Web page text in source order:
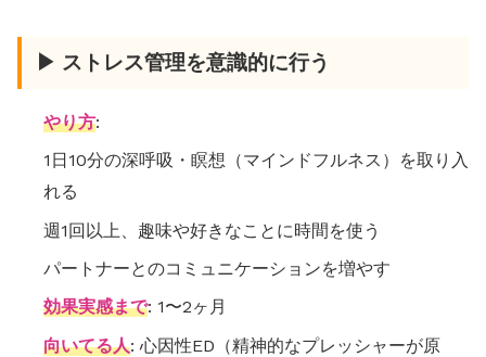
▶ ストレス管理を意識的に行う
やり方:
1日10分の深呼吸・瞑想（マインドフルネス）を取り入
れる
週1回以上、趣味や好きなことに時間を使う
パートナーとのコミュニケーションを増やす
効果実感まで: 1〜2ヶ月
向いてる人: 心因性ED（精神的なプレッシャーが原